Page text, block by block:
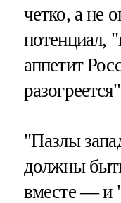
четко, а не
потенциал,
аппетит
"Пазлы
должны
вместе — и